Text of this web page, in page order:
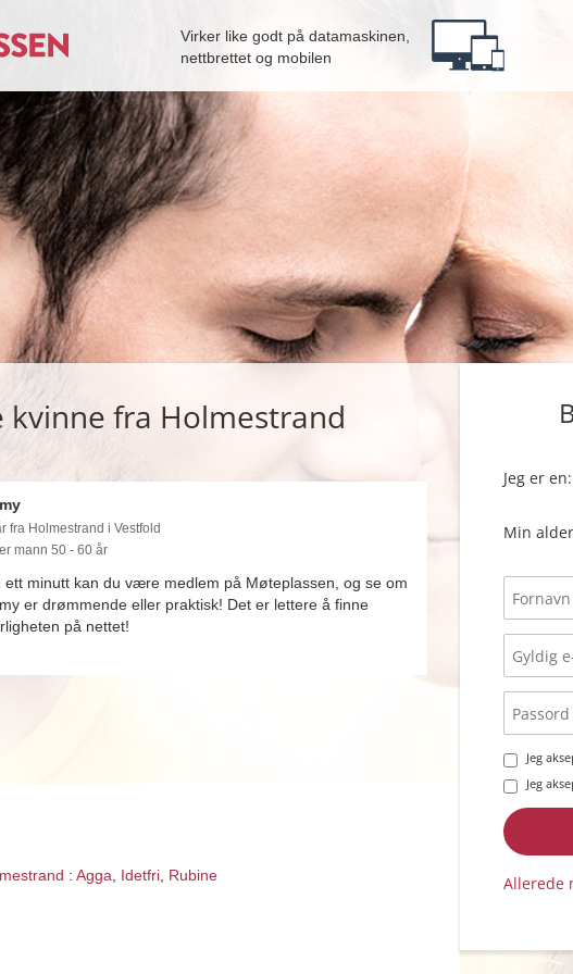
Virker like godt på datamaskinen,
nettbrettet og mobilen
kvinne fra Holmestrand
fra Holmestrand i Vestfold
mann 50 - 60 år
ett minutt kan du være medlem på Møteplassen, og se om
er drømmende eller praktisk! Det er lettere å finne
på nettet!
: Agga Idetfri Rubine
Jeg er en:
Min
Jeg
Jeg
Allerede